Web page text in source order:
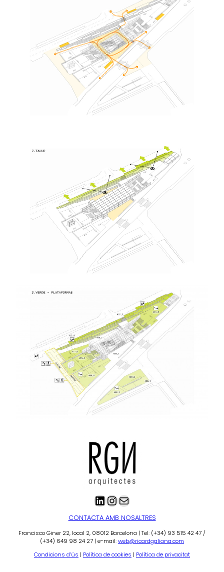
LinkedIn
Instagram
Correu electrònic
CONTACTA AMB NOSALTRES
Francisco Giner 22, local 2, 08012 Barcelona | Tel: (+34) 93 515 42 47 /
(+34) 649 98 24 27 | e-mail:web@ricardgaliana.com
Condicions d’ús | Política de cookies | Política de privacitat